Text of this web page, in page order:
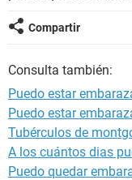
GLOSARIO
Compartir
Consulta también:
Puedo estar
Puedo estar
Tubérculos de
A los cuántos dias
Puedo quedar